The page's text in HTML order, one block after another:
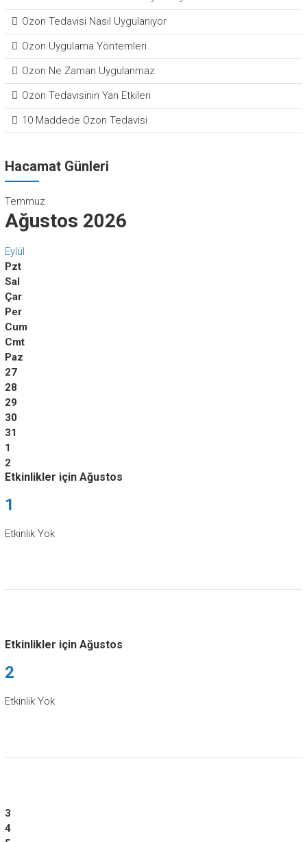
Ozon Tedavisi Nasıl Uygulanıyor
Ozon Uygulama Yöntemleri
Ozon Ne Zaman Uygulanmaz
Ozon Tedavisinin Yan Etkileri
10 Maddede Ozon Tedavisi
Hacamat Günleri
Temmuz
Ağustos 2026
Eylül
Pzt
Sal
Çar
Per
Cum
Cmt
Paz
27
28
29
30
31
1
2
Etkinlikler için Ağustos
1
Etkinlik Yok
Etkinlikler için Ağustos
2
Etkinlik Yok
3
4